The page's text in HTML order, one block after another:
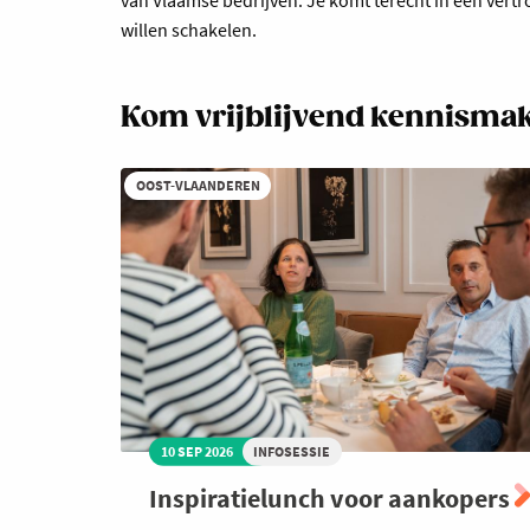
willen schakelen.
Kom vrijblijvend
OOST-VLAANDEREN
10 SEP 2026 INFOSESSIE
Inspiratielunch voor aankopers